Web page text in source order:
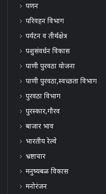
पणन
परिवहन विभाग
पर्यटन व तीर्थक्षेत्र
पशुसंवर्धन विकास
पाणी पुरवठा योजना
पाणी पुरवठा,स्वच्छता विभाग
पुरवठा विभाग
पुरस्कार,गौरव
बाजार भाव
भारतीय रेल्वे
भ्रष्टाचार
मनुष्यबळ विकास
मनोरंजन